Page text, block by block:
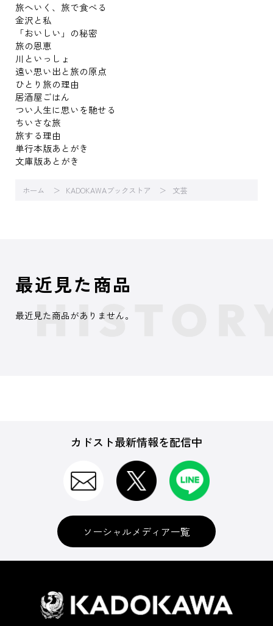
旅へいく、旅で食べる
金沢と私
「おいしい」の秘密
旅の恩恵
川といっしょ
遠い思い出と旅の原点
ひとり旅の理由
居酒屋ごはん
つい人生に思いを馳せる
ちいさな旅
旅する理由
単行本版あとがき
文庫版あとがき
ホーム KADOKAWAブックストア 文芸
最近見た商品
最近見た商品がありません。
カドスト最新情報を配信中
ソーシャルメディア一覧